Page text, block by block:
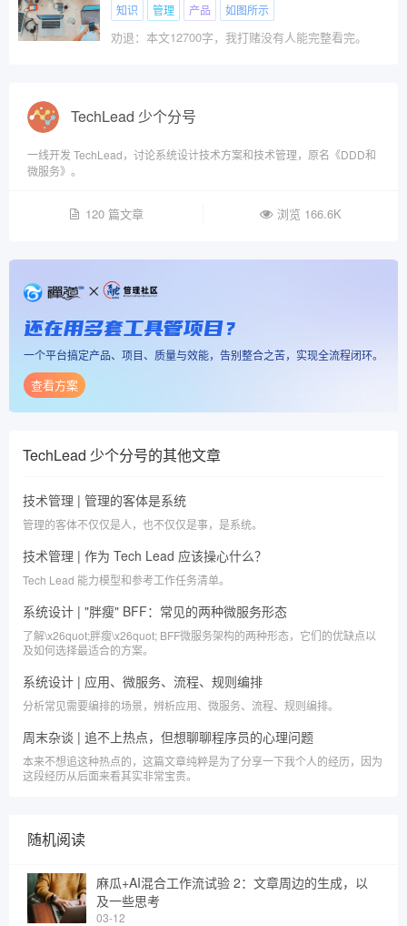
知识 管理 产品 如图所示
劝退：本文12700字，我打赌没有人能完整看完。​
TechLead 少个分号
一线开发 TechLead，讨论系统设计技术方案和技术管理，原名《DDD和
微服务》。
120 篇文章 浏览 166.6K
还在用多套工具管项目？
一个平台搞定产品、项目、质量与效能，告别整合之苦，实现全流程闭环。
查看方案
TechLead 少个分号的其他文章
技术管理 | 管理的客体是系统
管理的客体不仅仅是人，也不仅仅是事，是系统。
技术管理 | 作为 Tech Lead 应该操心什么？
Tech Lead 能力模型和参考工作任务清单。
系统设计 | "胖瘦" BFF：常见的两种微服务形态
了解\x26quot;胖瘦\x26quot; BFF微服务架构的两种形态，它们的优缺点以
及如何选择最适合的方案。
系统设计 | 应用、微服务、流程、规则编排
分析常见需要编排的场景，辨析应用、微服务、流程、规则编排。
周末杂谈 | 追不上热点，但想聊聊程序员的心理问题
本来不想追这种热点的，这篇文章纯粹是为了分享一下我个人的经历，因为
这段经历从后面来看其实非常宝贵。
随机阅读
麻瓜+AI混合工作流试验 2：文章周边的生成，以
及一些思考
03-12